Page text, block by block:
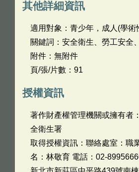
其他詳細資訊
適用對象：青少年，成人(學術
關鍵詞：安全衛生、勞工安全
附件：無附件
頁/張/片數：91
授權資訊
著作財產權管理機關或擁有者
全衛生署
取得授權資訊：聯絡處室：職
名：林敬育 電話：02-